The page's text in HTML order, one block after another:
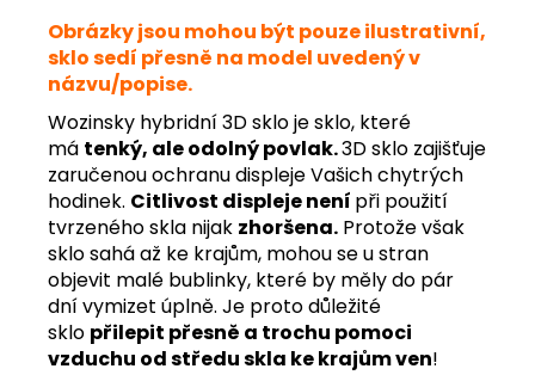
Obrázky jsou mohou být pouze ilustrativní,
sklo sedí přesně na model uvedený v
názvu/popise.
Wozinsky hybridní 3D sklo je sklo, které
má tenký, ale odolný povlak.3D sklo zajišťuje
zaručenou ochranu displeje Vašich chytrých
hodinek. Citlivost displeje není při použití
tvrzeného skla nijak zhoršena. Protože však
sklo sahá až ke krajům, mohou se u stran
objevit malé bublinky, které by měly do pár
dní vymizet úplně. Je proto důležité
sklo přilepit přesně a trochu pomoci
vzduchu od středu skla ke krajům ven!